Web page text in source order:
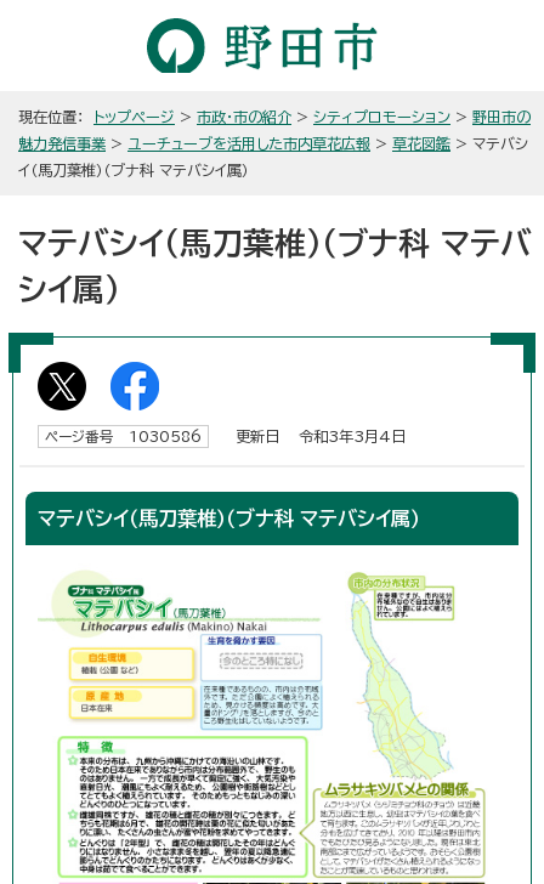
現在位置： トップページ > 市政・市の紹介 > シティプロモーション > 野田市の
魅力発信事業 > ユーチューブを活用した市内草花広報 > 草花図鑑 > マテバシ
イ（馬刀葉椎）（ブナ科 マテバシイ属）
マテバシイ（馬刀葉椎）（ブナ科 マテバ
シイ属）
ページ番号 1030586 更新日 令和3年3月4日
マテバシイ（馬刀葉椎）（ブナ科 マテバシイ属）